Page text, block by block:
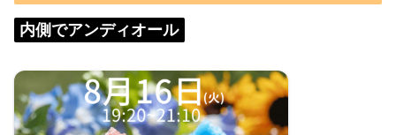
内側でアンディオール